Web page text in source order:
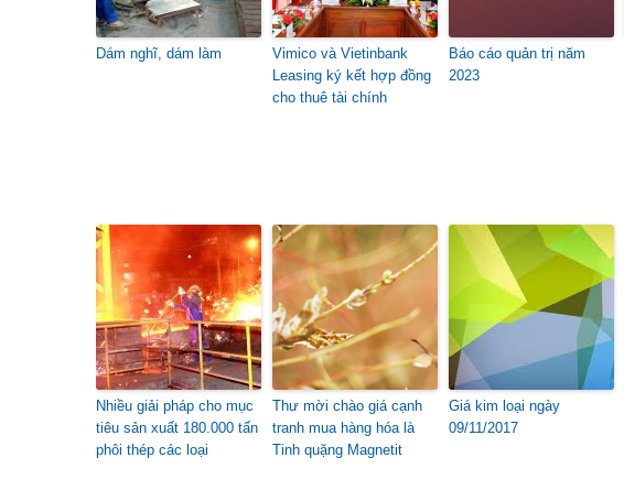
Dám nghĩ, dám làm
Vimico và Vietinbank
Leasing ký kết hợp đồng
cho thuê tài chính
Báo cáo quản trị năm
2023
Nhiều giải pháp cho mục
tiêu sản xuất 180.000 tấn
phôi thép các loại
Thư mời chào giá cạnh
tranh mua hàng hóa là
Tinh quặng Magnetit
Giá kim loại ngày
09/11/2017